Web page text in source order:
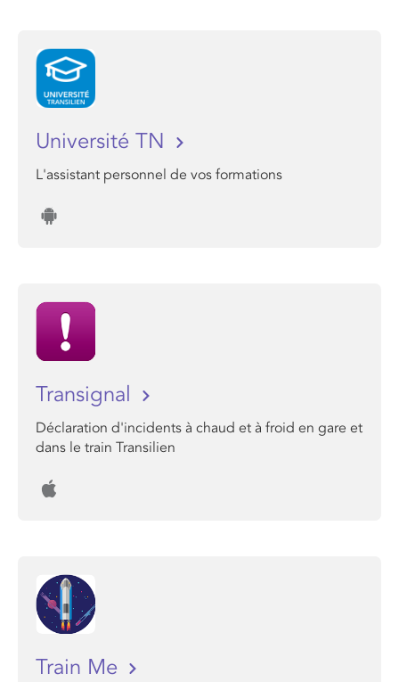
Université TN
L'assistant personnel de vos formations
Transignal
Déclaration d'incidents à chaud et à froid en gare et
dans le train Transilien
Train Me